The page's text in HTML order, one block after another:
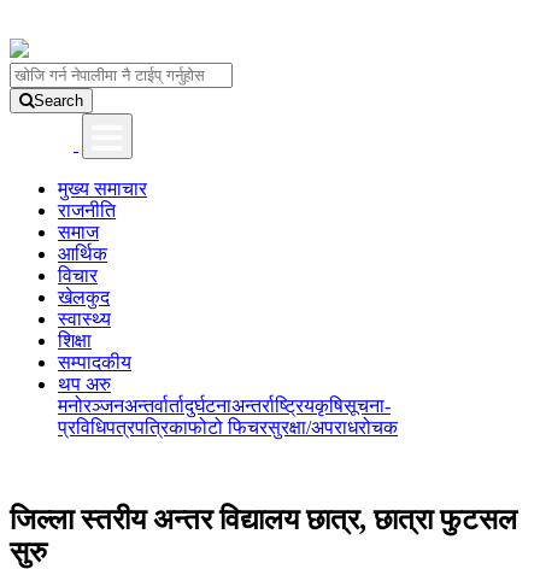
Search
मुख्य समाचार
राजनीति
समाज
आर्थिक
विचार
खेलकुद
स्वास्थ्य
शिक्षा
सम्पादकीय
थप अरु
मनोरञ्जनअन्तर्वार्तादुर्घटनाअन्तर्राष्ट्रियकृषिसूचना-
प्रविधिपत्रपत्रिकाफोटो फिचरसुरक्षा/अपराधरोचक
जिल्ला स्तरीय अन्तर विद्यालय छात्र, छात्रा फुटसल
सुरु